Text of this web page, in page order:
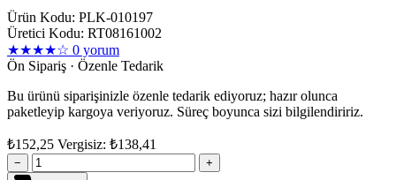
Ürün Kodu: PLK-010197
Üretici Kodu: RT08161002
★★★★☆ 0 yorum
Ön Sipariş · Özenle Tedarik
Bu ürünü siparişinizle özenle tedarik ediyoruz; hazır olunca
paketleyip kargoya veriyoruz. Süreç boyunca sizi bilgilendiririz.
₺152,25 Vergisiz: ₺138,41
− +